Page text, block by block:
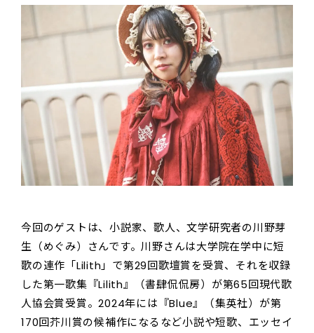
今回のゲストは、小説家、歌人、文学研究者の川野芽
生（めぐみ）さんです。川野さんは大学院在学中に短
歌の連作「Lilith」で第29回歌壇賞を受賞、それを収録
した第一歌集『Lilith』（書肆侃侃房）が第65回現代歌
人協会賞受賞。2024年には『Blue』（集英社）が第
170回芥川賞の候補作になるなど小説や短歌、エッセイ